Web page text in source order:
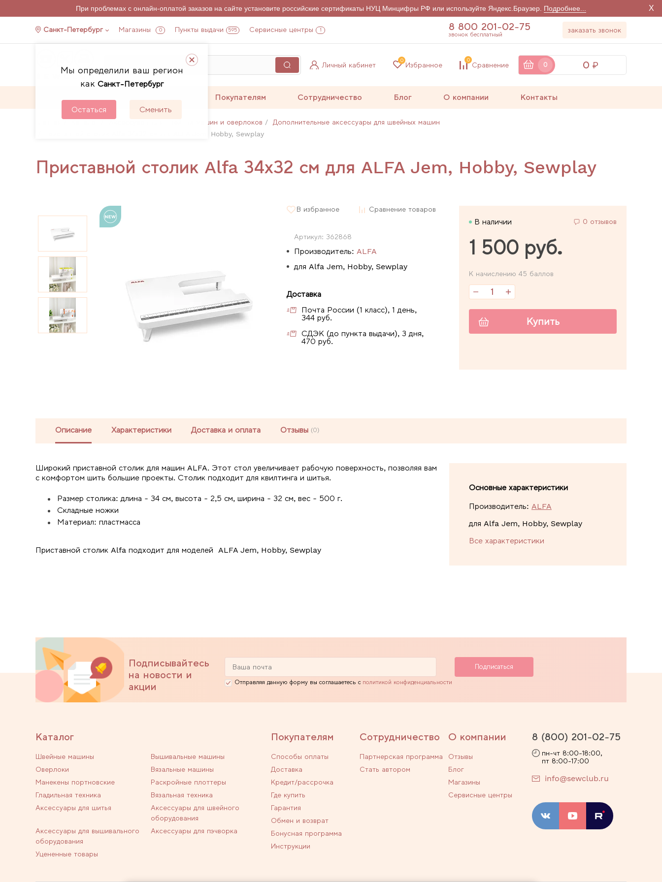
При проблемах с онлайн-оплатой заказов на сайте установите российские сертификаты НУЦ Минцифры РФ или используйте Яндекс.Браузер. Подробнее... X
Санкт-Петербург Магазины 0 Пункты выдачи 595 Сервисные центры 1
Мы определили ваш регион
как Санкт-Петербург
Остаться Сменить
8 800 201-02-75
звонок бесплатный
заказать звонок
Личный кабинет Избранное
0
Сравнение
0
0 0
Покупателям Сотрудничество Блог О компании Контакты
Каталог Аксессуары для швейных машин и оверлоков
Дополнительные аксессуары для швейных машин
Приставной столик Alfa 34х32 см для ALFA Jem, Hobby, Sewplay
Приставной столик Alfa 34х32 см для ALFA Jem, Hobby, Sewplay
В избранное Сравнение товаров
Артикул: 362868
Производитель: ALFA
для Alfa Jem, Hobby, Sewplay
Доставка
Почта России (1 класс), 1 день,
344 руб.
СДЭК (до пункта выдачи), 3 дня,
470 руб.
В наличии 0 отзывов
1 500 руб.
К начислению 45 баллов
Купить
Описание Характеристики Доставка и оплата Отзывы (0)
Широкий приставной столик для машин ALFA. Этот стол увеличивает рабочую поверхность, позволяя вам
с комфортом шить большие проекты. Столик подходит для квилтинга и шитья.
Размер столика: длина - 34 см, высота - 2,5 см, ширина - 32 см, вес - 500 г.
Складные ножки
Материал: пластмасса
Приставной столик Alfa подходит для моделей ALFA Jem, Hobby, Sewplay
Основные характеристики
Производитель: ALFA
для Alfa Jem, Hobby, Sewplay
Все характеристики
Подписывайтесь
на новости и
акции
Отправляя данную форму вы соглашаетесь с политикой конфиденциальности
Каталог
Швейные машины
Вышивальные машины
Оверлоки
Вязальные машины
Манекены портновские
Раскройные плоттеры
Гладильная техника
Вязальная техника
Аксессуары для шитья
Аксессуары для швейного
оборудования
Аксессуары для вышивального
оборудования
Аксессуары для пэчворка
Уцененные товары
Покупателям
Способы оплаты
Доставка
Кредит/рассрочка
Где купить
Гарантия
Обмен и возврат
Бонусная программа
Инструкции
Сотрудничество
Партнерская программа
Стать автором
О компании
Отзывы
Блог
Магазины
Сервисные центры
8 (800) 201-02-75
пн-чт 8:00-18:00,
пт 8:00-17:00
info@sewclub.ru